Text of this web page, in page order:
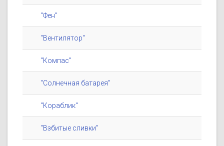
"Фен"
"Вентилятор"
"Компас"
"Солнечная батарея"
"Кораблик"
"Взбитые сливки"